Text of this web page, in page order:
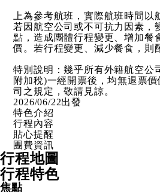
上為參考航班，實際航班時間以
若因航空公司或不可抗力因素，
點，造成團體行程變更、增加餐
價。若行程變更、減少餐食，則
特別說明：幾乎所有外籍航空公
附加稅)一經開票後，均無退票
司之規定，敬請見諒。
2026/06/22出發
特色介紹
行程內容
貼心提醒
團費資訊
行程地圖
行程特色
焦點